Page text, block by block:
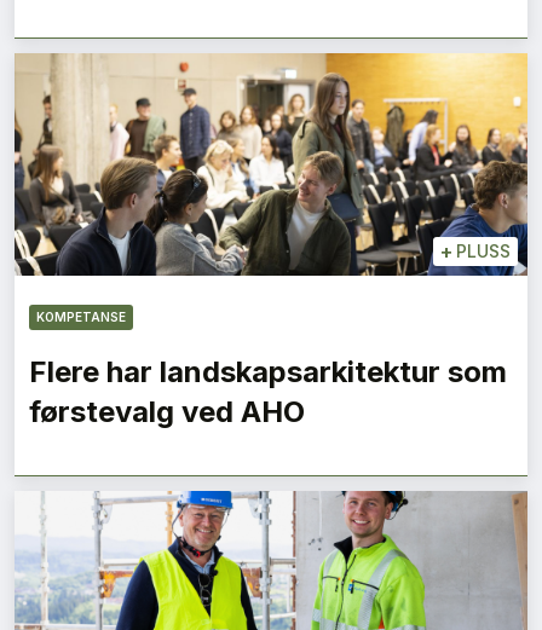
+ PLUSS
KOMPETANSE
Flere har landskapsarkitektur som
førstevalg ved AHO